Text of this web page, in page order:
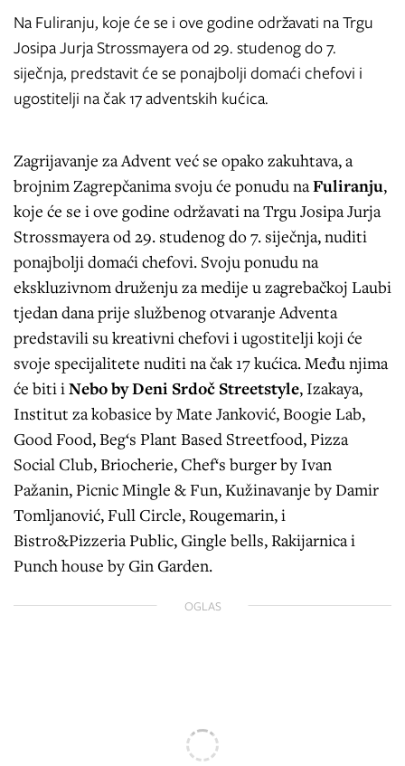
Na Fuliranju, koje će se i ove godine održavati na Trgu
Josipa Jurja Strossmayera od 29. studenog do 7.
siječnja, predstavit će se ponajbolji domaći chefovi i
ugostitelji na čak 17 adventskih kućica.
Zagrijavanje za Advent već se opako zakuhtava, a
brojnim Zagrepčanima svoju će ponudu naFuliranju,
koje će se i ove godine održavati na Trgu Josipa Jurja
Strossmayera od 29. studenog do 7. siječnja, nuditi
ponajbolji domaći chefovi. Svoju ponudu na
ekskluzivnom druženju za medije u zagrebačkoj Laubi
tjedan dana prije službenog otvaranje Adventa
predstavili su kreativni chefovi i ugostitelji koji će
svoje specijalitete nuditi na čak 17 kućica. Među njima
će biti iNebo by Deni Srdoč Streetstyle, Izakaya,
Institut za kobasice by Mate Janković, Boogie Lab,
Good Food, Beg‘s Plant Based Streetfood, Pizza
Social Club, Briocherie, Chef‘s burger by Ivan
Pažanin, Picnic Mingle & Fun, Kužinavanje by Damir
Tomljanović, Full Circle, Rougemarin, i
Bistro&Pizzeria Public, Gingle bells, Rakijarnica i
Punch house by Gin Garden.
OGLAS